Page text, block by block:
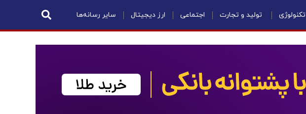
تکنولوژی تولید و تجارت اجتماعی ارز دیجیتال سایر رسانه‌ها